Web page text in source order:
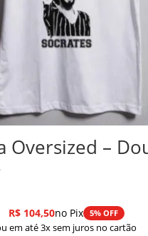
Oversized –
R$104,50no Pix 5% OFF
em até 3x sem juros no cartão